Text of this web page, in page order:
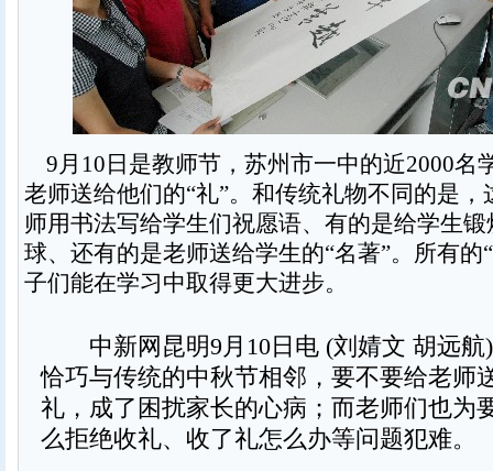
9月10日是教师节，苏州市一中的近2000名
老师送给他们的“礼”。和传统礼物不同的是，
师用书法写给学生们祝愿语、有的是给学生
球、还有的是老师送给学生的“名著”。所有的
子们能在学习中取得更大进步。
中新网昆明9月10日电 (刘婧文 胡远航
恰巧与传统的中秋节相邻，要不要给老师
礼，成了困扰家长的心病；而老师们也为
么拒绝收礼、收了礼怎么办等问题犯难。